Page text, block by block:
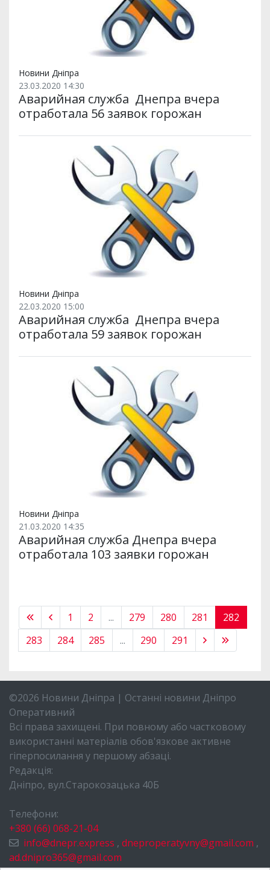
Новини Дніпра
23.03.2020 14:30
Аварийная служба Днепра вчера
отработала 56 заявок горожан
Новини Дніпра
22.03.2020 15:00
Аварийная служба Днепра вчера
отработала 59 заявок горожан
Новини Дніпра
21.03.2020 14:35
Аварийная служба Днепра вчера
отработала 103 заявки горожан
1 2 ... 279 280 281
282
283
284 285 ... 290 291
©2026 Новини Дніпра | Останні новини Дніпро
Оперативний
Всі права захищені. При повному або частковому
використанні матеріалів обов'язкове активне
гіперпосилання у першому абзаці.
Редакція:
Дніпро, вул.Старокозацька 40Б
Телефони:
+380 (66) 068-21-04
info@dnepr.express , dneproperatyvny@gmail.com ,
ad.dnipro365@gmail.com